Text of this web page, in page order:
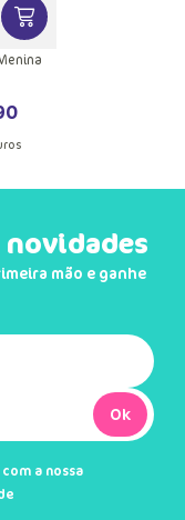
VER MAIS
novidades
mão e ganhe
Ok
a nossa